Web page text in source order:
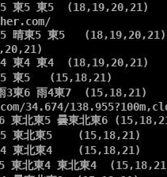
東5 東5  (18,19,20,21)
晴東5 東5   (18,19,20,21)
東4 東4  (18,19,20,21)
東5   (15,18,21)
3東6 雨4東7  (15,18,21)
34.674/
東北東5 曇東北東6
東北東5    (15,18,21)
東北東4    (15,18,21)
東北東4 東北東4